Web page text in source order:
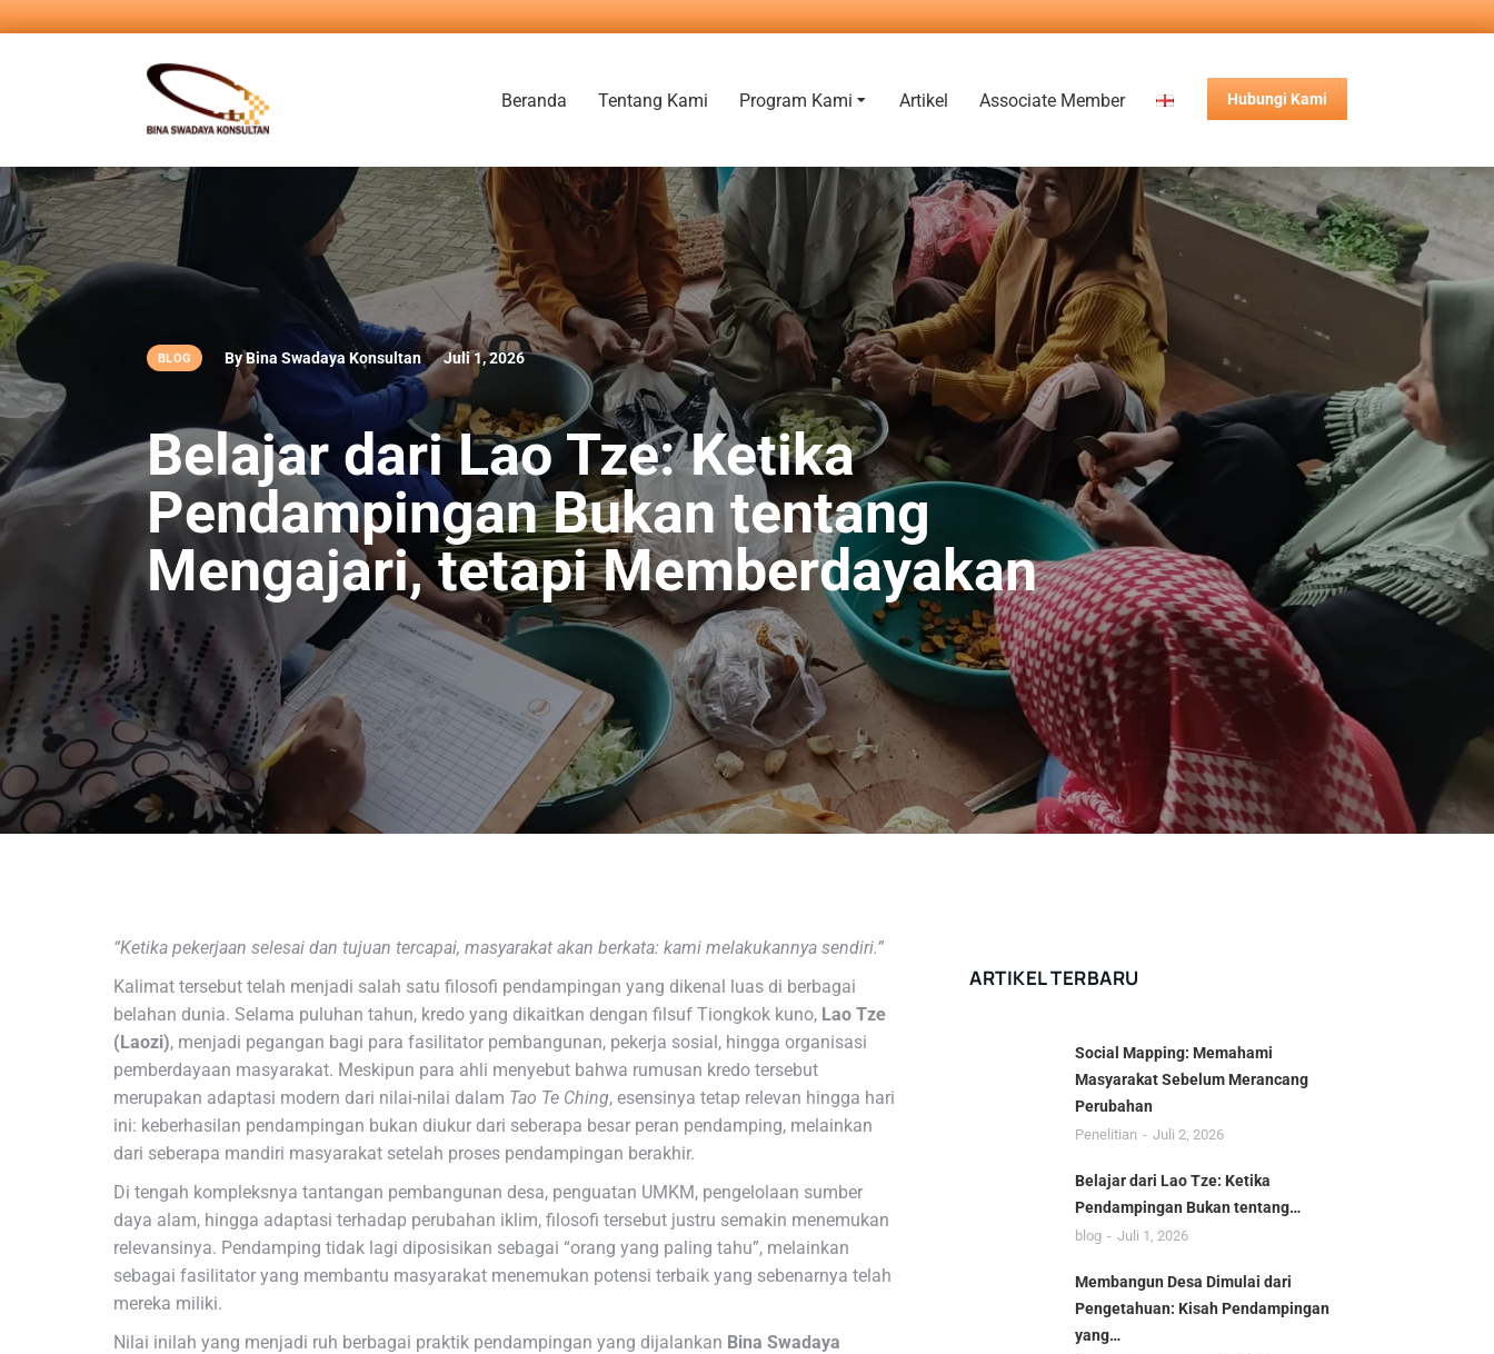
Beranda Tentang Kami Program Kami Artikel Associate Member Hubungi Kami
BLOG By Bina Swadaya Konsultan Juli 1, 2026
Belajar dari Lao Tze: Ketika
Pendampingan Bukan tentang
Mengajari, tetapi Memberdayakan
“Ketika pekerjaan selesai dan tujuan tercapai, masyarakat akan berkata: kami melakukannya sendiri.”
Kalimat tersebut telah menjadi salah satu filosofi pendampingan yang dikenal luas di berbagai
belahan dunia. Selama puluhan tahun, kredo yang dikaitkan dengan filsuf Tiongkok kuno, Lao Tze
(Laozi), menjadi pegangan bagi para fasilitator pembangunan, pekerja sosial, hingga organisasi
pemberdayaan masyarakat. Meskipun para ahli menyebut bahwa rumusan kredo tersebut
merupakan adaptasi modern dari nilai-nilai dalam Tao Te Ching, esensinya tetap relevan hingga hari
ini: keberhasilan pendampingan bukan diukur dari seberapa besar peran pendamping, melainkan
dari seberapa mandiri masyarakat setelah proses pendampingan berakhir.
Di tengah kompleksnya tantangan pembangunan desa, penguatan UMKM, pengelolaan sumber
daya alam, hingga adaptasi terhadap perubahan iklim, filosofi tersebut justru semakin menemukan
relevansinya. Pendamping tidak lagi diposisikan sebagai “orang yang paling tahu”, melainkan
sebagai fasilitator yang membantu masyarakat menemukan potensi terbaik yang sebenarnya telah
mereka miliki.
Nilai inilah yang menjadi ruh berbagai praktik pendampingan yang dijalankan Bina Swadaya
ARTIKEL TERBARU
Social Mapping: Memahami
Masyarakat Sebelum Merancang
Perubahan
Penelitian Juli 2, 2026
Belajar dari Lao Tze: Ketika
Pendampingan Bukan tentang…
blog Juli 1, 2026
Membangun Desa Dimulai dari
Pengetahuan: Kisah Pendampingan
yang…